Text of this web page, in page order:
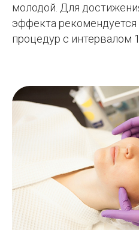
молодой. Для
эффекта рекомендуется
процедур с интервалом